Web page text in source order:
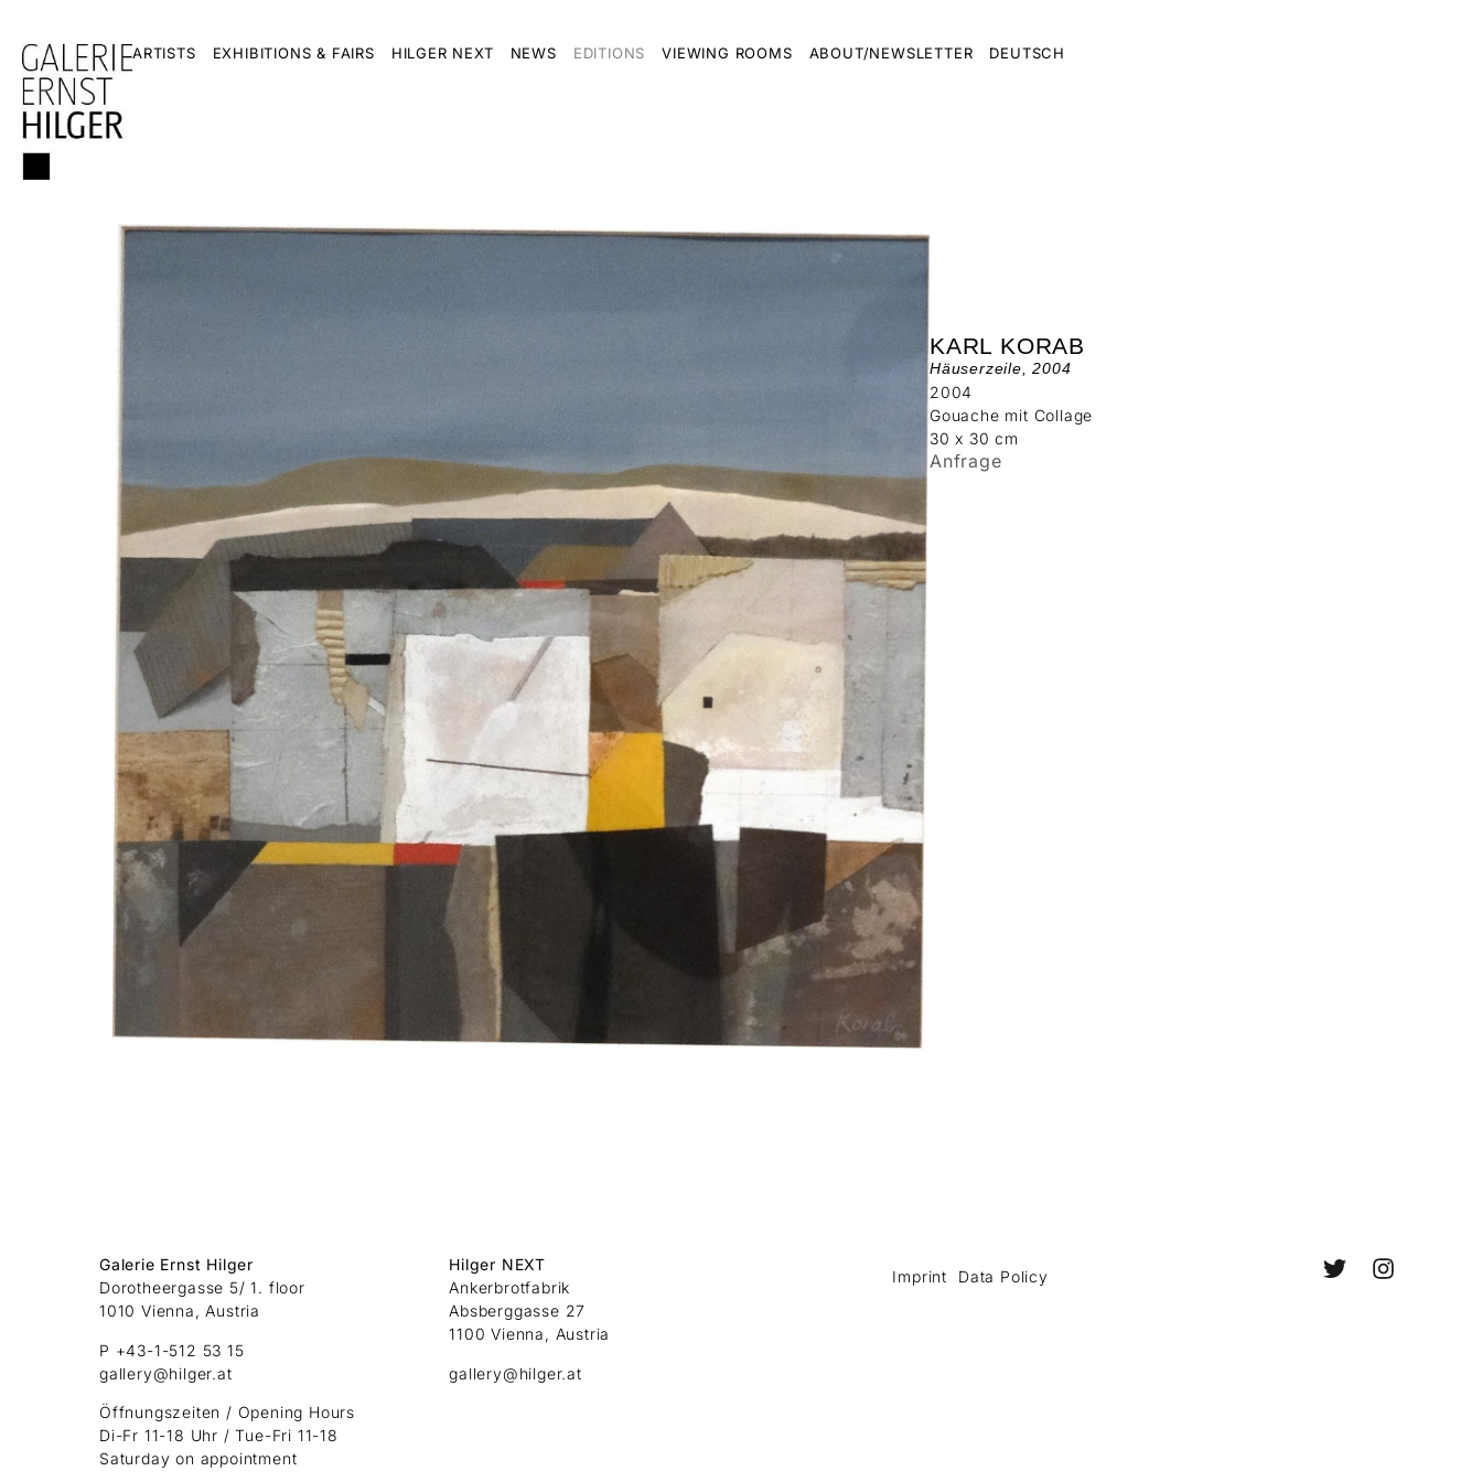
ARTISTS EXHIBITIONS & FAIRS HILGER NEXT NEWS EDITIONS VIEWING ROOMS ABOUT/NEWSLETTER DEUTSCH
KARL KORAB
Häuserzeile, 2004
2004
Gouache mit Collage
30 x 30 cm
Anfrage
Galerie Ernst Hilger
Dorotheergasse 5/ 1. floor
1010 Vienna, Austria
P +43-1-512 53 15
gallery@hilger.at
Öffnungszeiten / Opening Hours
Di-Fr 11-18 Uhr / Tue-Fri 11-18
Saturday on appointment
Hilger NEXT
Ankerbrotfabrik
Absberggasse 27
1100 Vienna, Austria
gallery@hilger.at
Imprint Data Policy